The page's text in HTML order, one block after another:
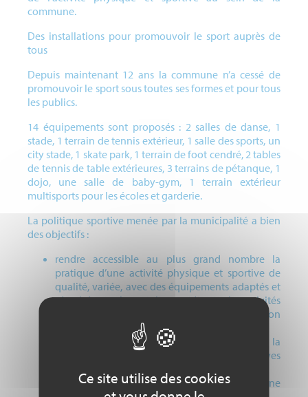
commune.
Des installations pour promouvoir le sport auprès de
tous
Depuis maintenant 12 ans la commune n’a cessé de
promouvoir le sport sous toutes ses formes et pour tous
les publics.
14 équipements sont proposés : 2 salles de danse, 1
stade, 1 terrain de tennis extérieur, 1 salle des sports, un
city stade, 1 skate park, 1 terrain de foot cendré, 2 tables
de tennis de table extérieures, 3 terrains de pétanque, 1
dojo, une salle de baby-gym, 1 terrain extérieur
multisports pour les écoles et garderie.
La politique sportive menée par la municipalité a bien
des objectifs :
rendre accessible au plus grand nombre la
pratique d’une activité physique et sportive de
qualité, variée, avec des équipements adaptés et
sécurisés et cela gratuitement (toutes les activités
sportives du Centre Municipal d’Initiation
Sportive sont gratuites) ;
dynamiser la vie sportive locale et fédérer la
population autour de manifestations sportives
accompagner les plus jeunes dans le choix d’une
Ce site utilise des cookies